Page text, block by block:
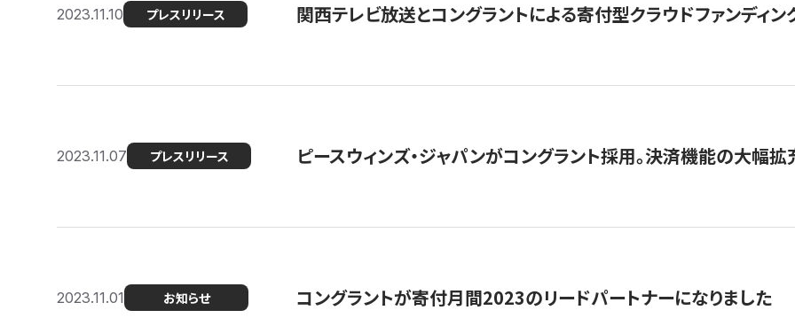
2023.11.10 プレスリリース 関西テレビ放送とコングラントによる寄付型クラウドファンディ
2023.11.07 プレスリリース ピースウィンズ・ジャパンがコングラント採用。決済機能の大幅
2023.11.01 お知らせ コングラントが寄付月間2023のリードパートナーになりました